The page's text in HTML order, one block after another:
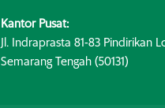
Kantor Pusat:
Jl. Indraprasta 81-83 Pindirikan
Semarang Tengah (50131)